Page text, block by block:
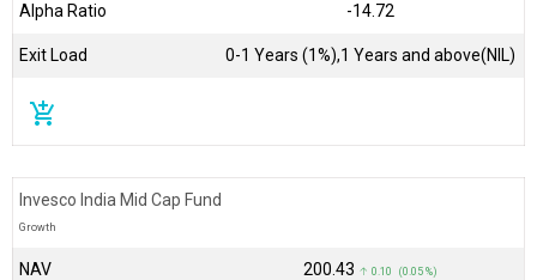
Alpha Ratio -14.72
Exit Load 0-1 Years (1%),1 Years and above(NIL)
add_shopping_cart
Invesco India Mid Cap Fund
Growth
NAV ₹200.43 ↑ 0.10 (0.05 %)